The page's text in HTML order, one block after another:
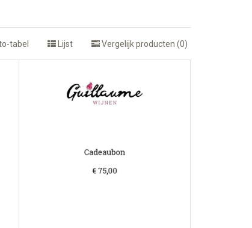
tabel Lijst Vergelijk producten (0)